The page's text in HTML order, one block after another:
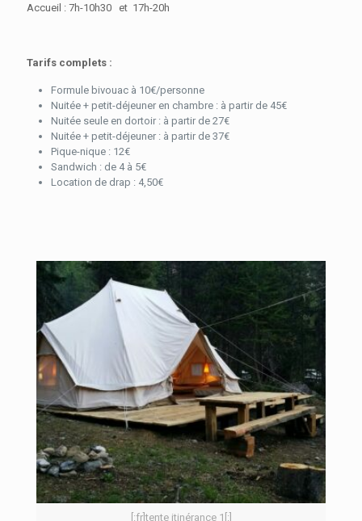
Accueil : 7h-10h30 et 17h-20h
Tarifs complets :
Formule bivouac à 10€/personne
Nuitée + petit-déjeuner en chambre : à partir de 45€
Nuitée seule en dortoir : à partir de 27€
Nuitée + petit-déjeuner : à partir de 37€
Pique-nique : 12€
Sandwich : de 4 à 5€
Location de drap : 4,50€
[:fr]tente itinérance 1[:]